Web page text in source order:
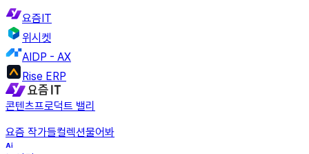
요즘IT
위시켓
AIDP - AX
Rise ERP
콘텐츠프로덕트 밸리
요즘 작가들컬렉션물어봐